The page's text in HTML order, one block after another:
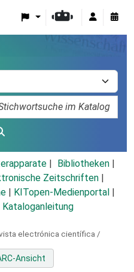
Bibliotheken
Zeitschriften
KITopen-Medienportal
Kataloganleitung
electrónica científica /
Ansicht